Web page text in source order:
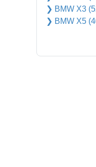
❯ BMW X3
❯ BMW X5